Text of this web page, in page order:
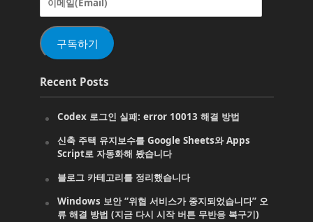
일
(Email)
구독하기
Recent Posts
Codex 로그인 실패: error 10013 해결 방법
신축 주택 유지보수를 Google Sheets와 Apps
Script로 자동화해 봤습니다
블로그 카테고리를 정리했습니다
Windows 보안 “위협 서비스가 중지되었습니다” 오
류 해결 방법 (지금 다시 시작 버튼 무반응 복구기)